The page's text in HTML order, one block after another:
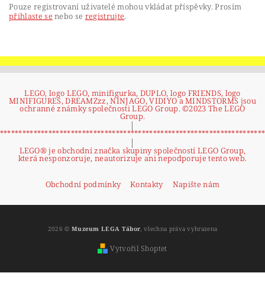
Pouze registrovaní uživatelé mohou vkládat příspěvky. Prosím
přihlaste se nebo se registrujte.
LEGO, logo LEGO, minifigurka, DUPLO, logo FRIENDS, logo
MINIFIGURES, DREAMZzz, NINJAGO, VIDIYO a MINDSTORMS jsou
ochranné známky společnosti LEGO Group. ©2023 The LEGO
Group.
|
|
LEGO® je obchodní značka skupiny společností LEGO Group,
která nesponzoruje, neautorizuje ani nepodporuje tento web.
Obchodní podmínky Kontakty Napište nám
2026 © Muzeum LEGA Tábor , všechna práva vyhrazena
Vytvořil Shoptet